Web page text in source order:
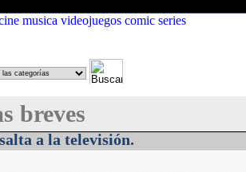
breves
a la televisión.